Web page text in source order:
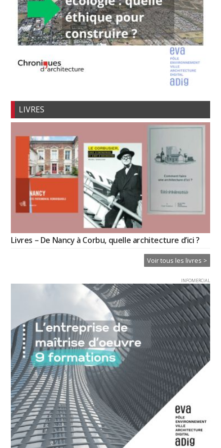
LIVRES
Livres – De Nancy à Corbu, quelle architecture d’ici ?
Voir tous les livres >
INFOMERCIAL